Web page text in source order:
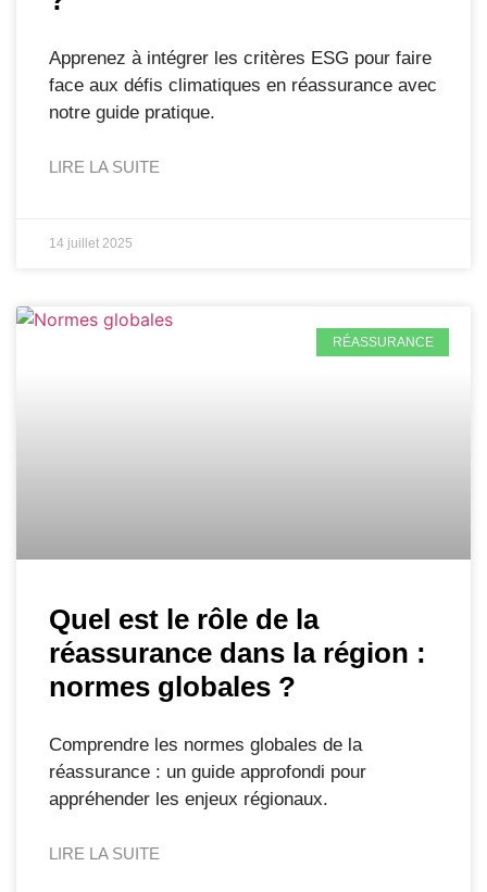
Apprenez à intégrer les critères ESG pour faire
face aux défis climatiques en réassurance avec
notre guide pratique.
LIRE LA SUITE
14 juillet 2025
RÉASSURANCE
Quel est le rôle de la
réassurance dans la région :
normes globales ?
Comprendre les normes globales de la
réassurance : un guide approfondi pour
appréhender les enjeux régionaux.
LIRE LA SUITE